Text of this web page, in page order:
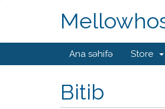
Ana səhifə Store
Bitib